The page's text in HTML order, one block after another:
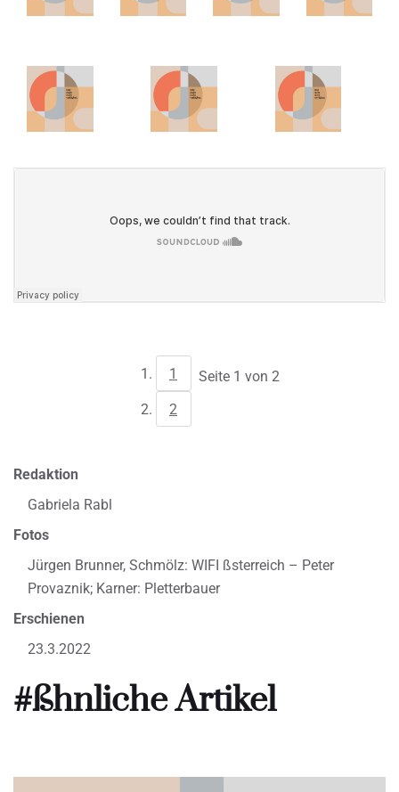
1
2
Seite 1 von 2
Redaktion
Gabriela Rabl
Fotos
Jürgen Brunner, Schmölz: WIFI ßsterreich – Peter
Provaznik; Karner: Pletterbauer
Erschienen
23.3.2022
#ßhnliche Artikel